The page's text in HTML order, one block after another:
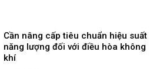
Cần nâng cấp tiêu chuẩn hiệu suất
năng lượng đối với điều hòa không
khí